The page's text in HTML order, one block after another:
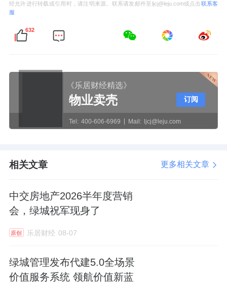
经允许进行转载或引用时，请注明来源。联系请发邮件至ljcj@leju.com或点击联系客
服
632
《乐居财经精选》
物业卖壳
Tel: 400-606-6969 Mail: ljcj@leju.com
订阅
相关文章 更多相关文章
中交房地产2026半年度营销
会，绿城祝军现身了
原创 乐居财经 08-07
绿城管理发布代建5.0全场景
价值服务系统 领航价值新蓝